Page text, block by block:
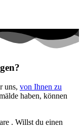
uns, von Ihnen zu
haben, können
. Willst du einen